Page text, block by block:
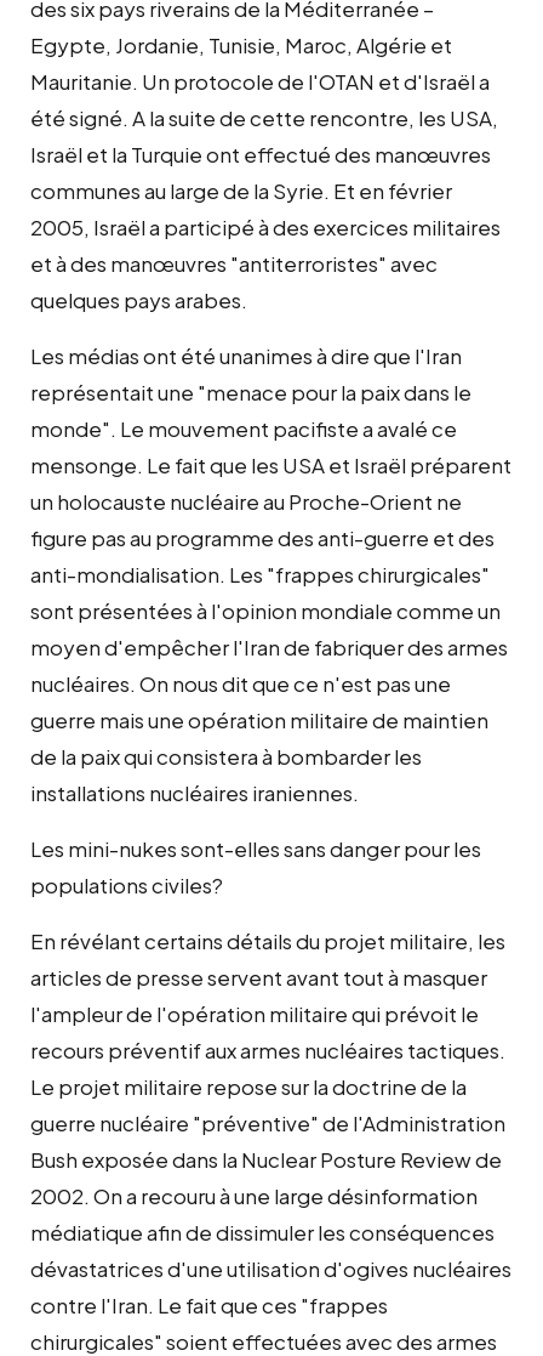
des six pays riverains de la Méditerranée –
Egypte, Jordanie, Tunisie, Maroc, Algérie et
Mauritanie. Un protocole de l'OTAN et d'Israël a
été signé. A la suite de cette rencontre, les USA,
Israël et la Turquie ont effectué des manœuvres
communes au large de la Syrie. Et en février
2005, Israël a participé à des exercices militaires
et à des manœuvres "antiterroristes" avec
quelques pays arabes.
Les médias ont été unanimes à dire que l'Iran
représentait une "menace pour la paix dans le
monde". Le mouvement pacifiste a avalé ce
mensonge. Le fait que les USA et Israël préparent
un holocauste nucléaire au Proche-Orient ne
figure pas au programme des anti-guerre et des
anti-mondialisation. Les "frappes chirurgicales"
sont présentées à l'opinion mondiale comme un
moyen d'empêcher l'Iran de fabriquer des armes
nucléaires. On nous dit que ce n'est pas une
guerre mais une opération militaire de maintien
de la paix qui consistera à bombarder les
installations nucléaires iraniennes.
Les mini-nukes sont-elles sans danger pour les
populations civiles?
En révélant certains détails du projet militaire, les
articles de presse servent avant tout à masquer
l'ampleur de l'opération militaire qui prévoit le
recours préventif aux armes nucléaires tactiques.
Le projet militaire repose sur la doctrine de la
guerre nucléaire "préventive" de l'Administration
Bush exposée dans la Nuclear Posture Review de
2002. On a recouru à une large désinformation
médiatique afin de dissimuler les conséquences
dévastatrices d'une utilisation d'ogives nucléaires
contre l'Iran. Le fait que ces "frappes
chirurgicales" soient effectuées avec des armes